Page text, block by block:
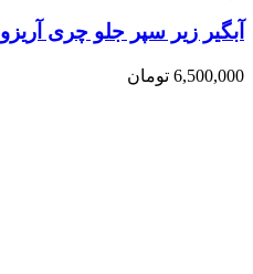
آبگیر زیر سپر جلو چری آریزو 6 معمولی ARRIZO 6
6,500,000 تومان